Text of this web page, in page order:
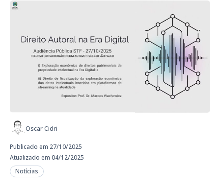
Oscar Cidri
Publicado em 27/10/2025
Atualizado em 04/12/2025
Notícias